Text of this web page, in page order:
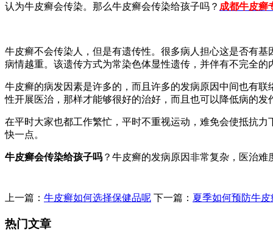
认为牛皮癣会传染。那么牛皮癣会传染给孩子吗？ 成都牛皮癣
牛皮癣不会传染人，但是有遗传性。很多病人担心这是否有
病情越重。该遗传方式为常染色体显性遗传，并伴有不完全
牛皮癣的病发因素是许多的，而且许多的发病原因中间也有
性开展医治，那样才能够很好的治好，而且也可以降低病的发
在平时大家也都工作繁忙，平时不重视运动，难免会使抵抗
快一点。
牛皮癣会传染给孩子吗 ？牛皮癣的发病原因非常复杂，医治
上一篇： 牛皮癣如何选择保健品呢 下一篇： 夏季如何预防牛
热门文章